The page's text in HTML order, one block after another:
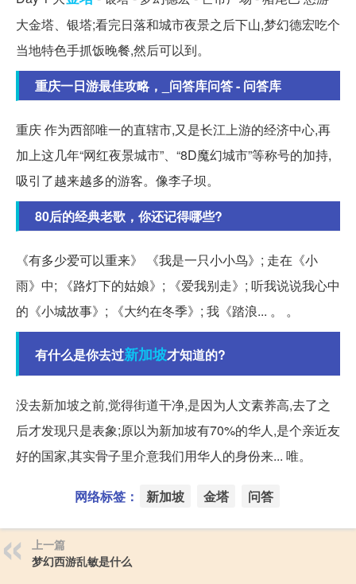
大金塔、银塔;看完日落和城市夜景之后下山,梦幻德宏吃个
当地特色手抓饭晚餐,然后可以到。
重庆一日游最佳攻略，_问答库问答 - 问答库
重庆 作为西部唯一的直辖市,又是长江上游的经济中心,再
加上这几年“网红夜景城市”、“8D魔幻城市”等称号的加持,
吸引了越来越多的游客。像李子坝。
80后的经典老歌，你还记得哪些?
《有多少爱可以重来》 《我是一只小小鸟》; 走在《小
雨》中; 《路灯下的姑娘》; 《爱我别走》; 听我说说我心中
的《小城故事》; 《大约在冬季》; 我《踏浪... 。 。
有什么是你去过新加坡才知道的?
没去新加坡之前,觉得街道干净,是因为人文素养高,去了之
后才发现只是表象;原以为新加坡有70%的华人,是个亲近友
好的国家,其实骨子里介意我们用华人的身份来... 唯。
网络标签： 新加坡 金塔 问答
上一篇
梦幻西游乱敏是什么